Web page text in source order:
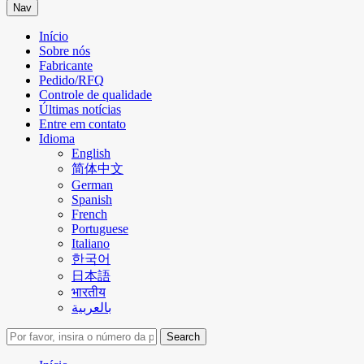
Nav
Início
Sobre nós
Fabricante
Pedido/RFQ
Controle de qualidade
Últimas notícias
Entre em contato
Idioma
English
简体中文
German
Spanish
French
Portuguese
Italiano
한국어
日本語
भारतीय
بالعربية
Search